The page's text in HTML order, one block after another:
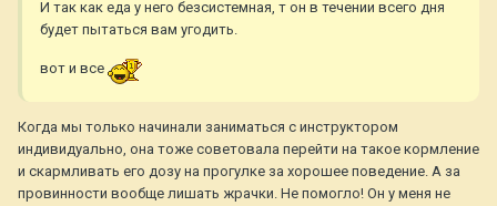
И так как еда у него безсистемная, т он в течении всего дня
будет пытаться вам угодить.
вот и все
Когда мы только начинали заниматься с инструктором
индивидуально, она тоже советовала перейти на такое кормление
и скармливать его дозу на прогулке за хорошее поведение. А за
провинности вообще лишать жрачки. Не помогло! Он у меня не